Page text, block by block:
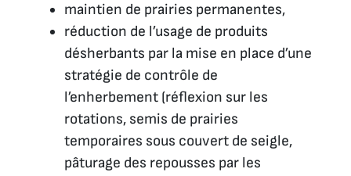
maintien de prairies permanentes,
réduction de l’usage de produits
désherbants par la mise en place d’une
stratégie de contrôle de
l’enherbement (réflexion sur les
rotations, semis de prairies
temporaires sous couvert de seigle,
pâturage des repousses par les